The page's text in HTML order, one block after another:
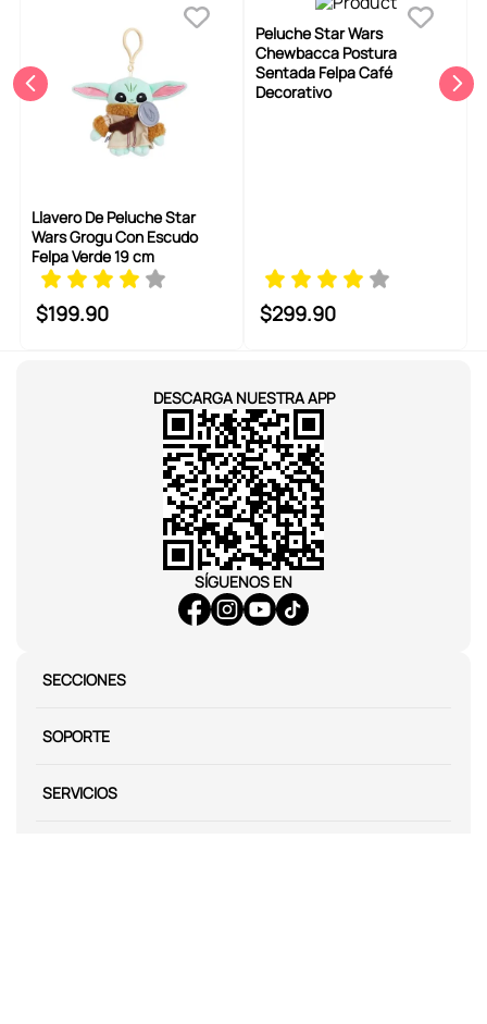
Llavero De Peluche Star
Wars Grogu Con Escudo
Felpa Verde 19 cm
$199.90
Peluche Star Wars
Chewbacca Postura
Sentada Felpa Café
Decorativo
$299.90
DESCARGA NUESTRA APP
SÍGUENOS EN
SECCIONES
SOPORTE
SERVICIOS